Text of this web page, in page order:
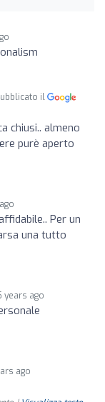
il
chiusi.. almeno
purè aperto
Per un
una tutto
years ago
ago